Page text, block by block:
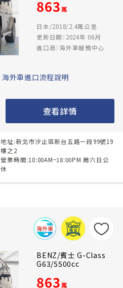
863萬
日本/2018/2.4萬公里
更新日期：2024年 06月
進口商：海外車服務中心
海外車進口流程說明
查看詳情
地址:新北市汐止區新台五路一段99號19
樓之2
營業時間:10:00AM~18:00PM 周六日公
休
BENZ/賓士 G-Class
G63/5500cc
863萬